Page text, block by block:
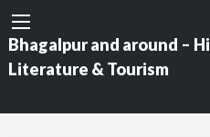
Bhagalpur and around –
Literature & Tourism